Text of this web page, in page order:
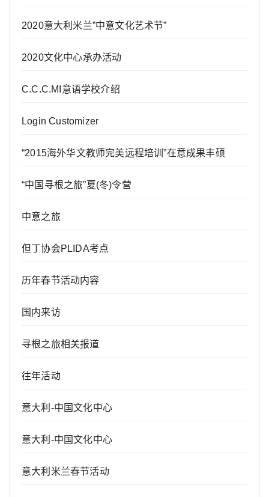
2020意大利米兰”中意文化艺术节”
2020文化中心承办活动
C.C.C.MI意语学校介绍
Login Customizer
“2015海外华文教师完美远程培训”在意成果丰硕
“中国寻根之旅”夏(冬)令营
中意之旅
但丁协会PLIDA考点
历年春节活动内容
国内来访
寻根之旅相关报道
往年活动
意大利-中国文化中心
意大利-中国文化中心
意大利米兰春节活动